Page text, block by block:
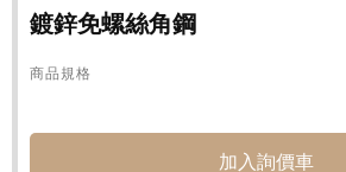
鍍鋅免螺絲角鋼
商品規格